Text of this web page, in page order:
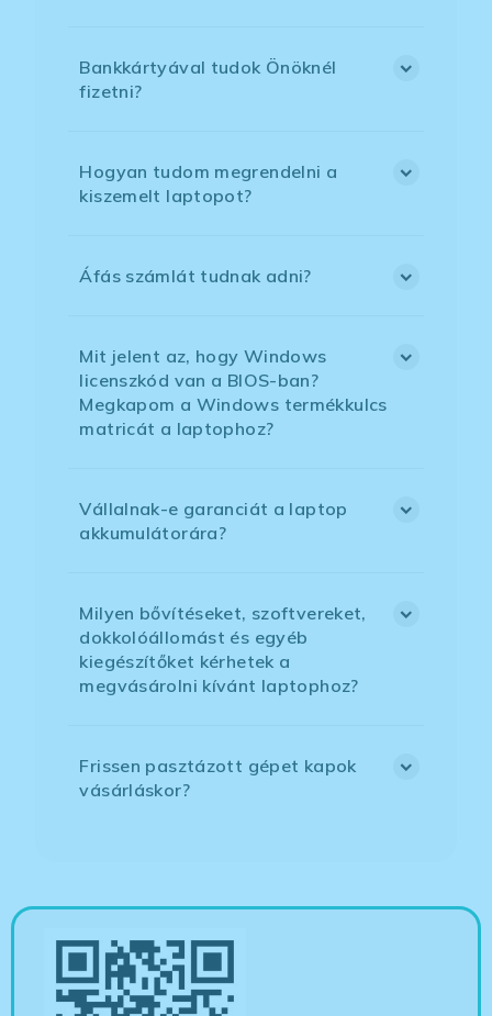
Bankkártyával tudok Önöknél
fizetni?
Hogyan tudom megrendelni a
kiszemelt laptopot?
Áfás számlát tudnak adni?
Mit jelent az, hogy Windows
licenszkód van a BIOS-ban?
Megkapom a Windows termékkulcs
matricát a laptophoz?
Vállalnak-e garanciát a laptop
akkumulátorára?
Milyen bővítéseket, szoftvereket,
dokkolóállomást és egyéb
kiegészítőket kérhetek a
megvásárolni kívánt laptophoz?
Frissen pasztázott gépet kapok
vásárláskor?